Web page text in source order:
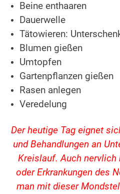
Beine enthaaren
Dauerwelle
Tätowieren:
Blumen gießen
Umtopfen
Gartenpflanzen gießen
Rasen anlegen
Veredelung
Der heutige Tag eignet
und Behandlungen an
Kreislauf. Auch nervlich
oder Erkrankungen des
man mit dieser